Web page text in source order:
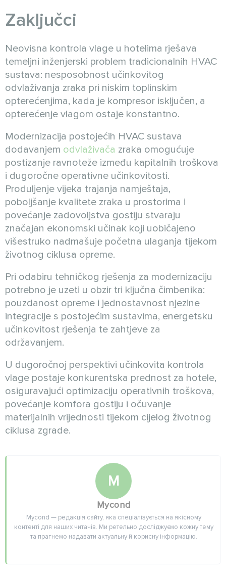
Zaključci
Neovisna kontrola vlage u hotelima rješava
temeljni inženjerski problem tradicionalnih HVAC
sustava: nesposobnost učinkovitog
odvlaživanja zraka pri niskim toplinskim
opterećenjima, kada je kompresor isključen, a
opterećenje vlagom ostaje konstantno.
Modernizacija postojećih HVAC sustava
dodavanjem odvlaživača zraka omogućuje
postizanje ravnoteže između kapitalnih troškova
i dugoročne operativne učinkovitosti.
Produljenje vijeka trajanja namještaja,
poboljšanje kvalitete zraka u prostorima i
povećanje zadovoljstva gostiju stvaraju
značajan ekonomski učinak koji uobičajeno
višestruko nadmašuje početna ulaganja tijekom
životnog ciklusa opreme.
Pri odabiru tehničkog rješenja za modernizaciju
potrebno je uzeti u obzir tri ključna čimbenika:
pouzdanost opreme i jednostavnost njezine
integracije s postojećim sustavima, energetsku
učinkovitost rješenja te zahtjeve za
održavanjem.
U dugoročnoj perspektivi učinkovita kontrola
vlage postaje konkurentska prednost za hotele,
osiguravajući optimizaciju operativnih troškova,
povećanje komfora gostiju i očuvanje
materijalnih vrijednosti tijekom cijelog životnog
ciklusa zgrade.
M
Mycond
Mycond — редакція сайту, яка спеціалізується на якісному
контенті для наших читачів. Ми ретельно досліджуємо кожну тему
та прагнемо надавати актуальну й корисну інформацію.